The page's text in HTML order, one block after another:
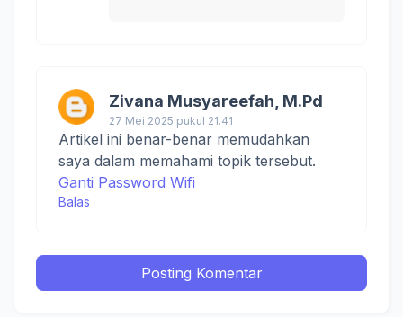
Zivana Musyareefah, M.Pd
27 Mei 2025 pukul 21.41
Artikel ini benar-benar memudahkan
saya dalam memahami topik tersebut.
Ganti Password Wifi
Balas
Posting Komentar